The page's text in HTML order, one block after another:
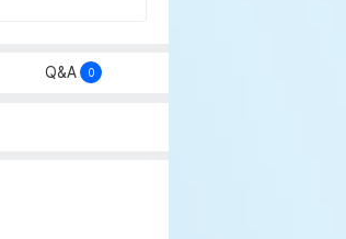
Q&A 0